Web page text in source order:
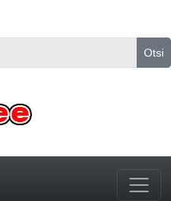
Otsi